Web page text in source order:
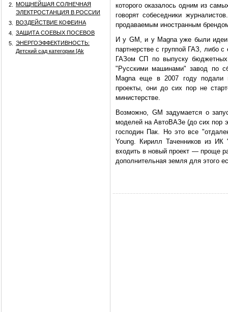
2.
МОЩНЕЙШАЯ СОЛНЕЧНАЯ
ЭЛЕКТРОСТАНЦИЯ В РОССИИ
3.
ВОЗДЕЙСТВИЕ КОФЕИНА
4.
ЗАЩИТА СОЕВЫХ ПОСЕВОВ
5.
ЭНЕРГОЭФФЕКТИВНОСТЬ:
Детский сад категории [Аk
которого оказалось одним из
говорят собеседники
продаваемым иностранным
И у GM, и у Magna уже были идеи
партнерстве с группой ГАЗ, либо
ГАЗом СП по выпуску бюджетных
"Русскими машинами" завод по
Magna еще в 2007 году подали
проекты, они до сих пор не
министерстве.
Возможно, GM задумается о
моделей на АвтоВАЗе (до сих пор
господин Пак. Но это все
Young. Кирилл Таченников из
входить в новый проект — проще
дополнительная земля для этого